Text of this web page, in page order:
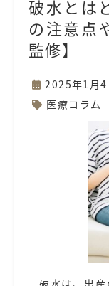
破水とは
の注意点
監修】
2025年1月4
医療コラム
破水は、出